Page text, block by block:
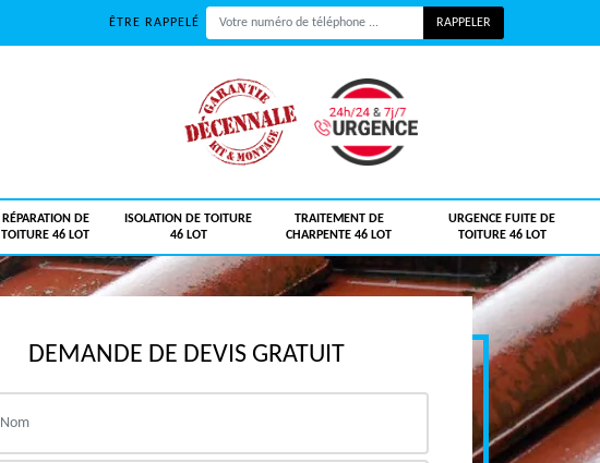
ÊTRE RAPPELÉ
RÉPARATION DE
TOITURE 46 LOT
ISOLATION DE TOITURE
46 LOT
TRAITEMENT DE
CHARPENTE 46 LOT
URGENCE FUITE DE
TOITURE 46 LOT
DEMANDE DE DEVIS GRATUIT